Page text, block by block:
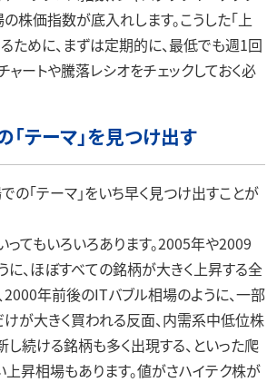
株価指数が底入れします。こうした「上
ために、まずは定期的に、最低でも週1回
ートや騰落レシオをチェックしておく必
テーマ」を見つけ出す
の「テーマ」をいち早く見つけ出すことが
てもいろいろあります。2005年や2009
、ほぼすべての銘柄が大きく上昇する全
年前後のITバブル相場のように、一部
が大きく買われる反面、内需系中低位株
続ける銘柄も多く出現する、といった爬
上昇相場もあります。値がさハイテク株が